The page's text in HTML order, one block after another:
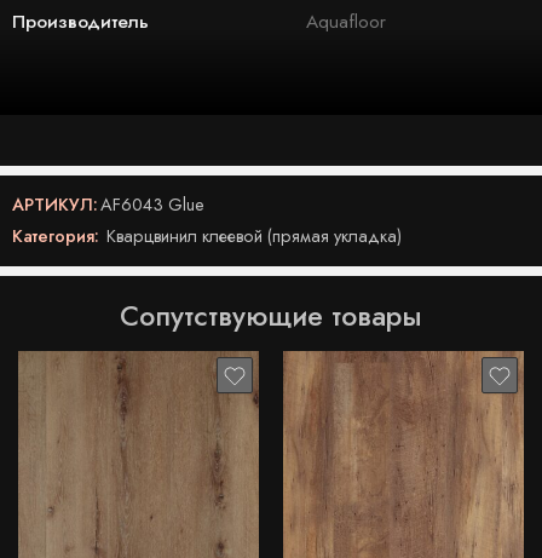
Производитель
Aquafloor
АРТИКУЛ:AF6043 Glue
Категория: Кварцвинил клеевой (прямая укладка)
Сопутствующие товары